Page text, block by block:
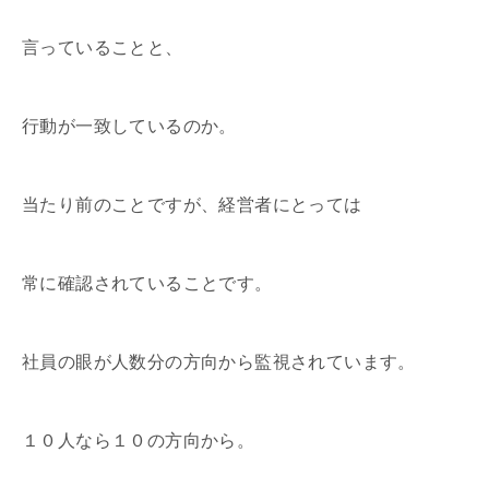
言っていることと、
行動が一致しているのか。
当たり前のことですが、経営者にとっては
常に確認されていることです。
社員の眼が人数分の方向から監視されています。
１０人なら１０の方向から。